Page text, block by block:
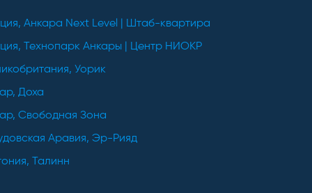
Анкара Next Level | Штаб-квартира
Технопарк Анкары | Центр НИОКР
Уорик
Доха
Свободная Зона
Аравия, Эр-Рияд
Талинн